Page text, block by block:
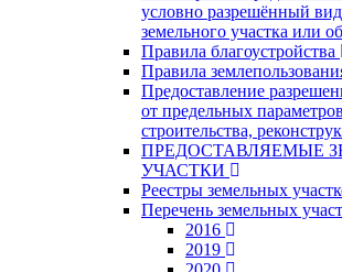
условно разрешённый
земельного участка или
Правила благоустройства
Правила
Предоставление
от предельных
строительства,
ПРЕДОСТАВЛЯЕМЫЕ
УЧАСТКИ
Реестры земельных
Перечень земельных
2016
2019